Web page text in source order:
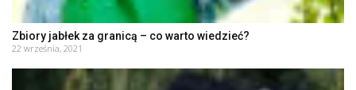
Zbiory jabłek za granicą – co warto wiedzieć?
22 września, 2021